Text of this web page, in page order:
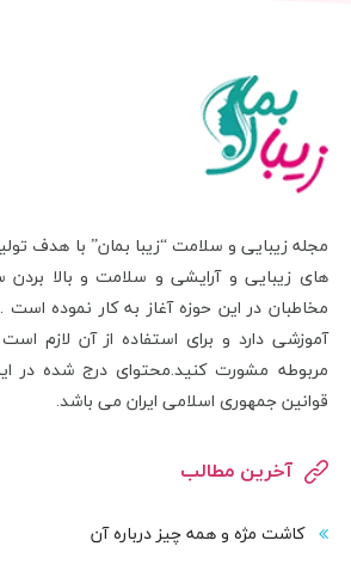
مجله زیبایی و سلامت “زیبا بمان” با هدف
های زیبایی و آرایشی و سلامت و بالا
مخاطبان در این حوزه آغاز به کار نموده
آموزشی دارد و برای استفاده از آن لازم
مربوطه مشورت کنید.محتوای درج شده در
قوانین جمهوری اسلامی ایران می باشد.
آخرین مطالب
کاشت مژه و همه چیز درباره آن